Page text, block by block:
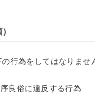
行為をしてはなりませ
良俗に違反する行為